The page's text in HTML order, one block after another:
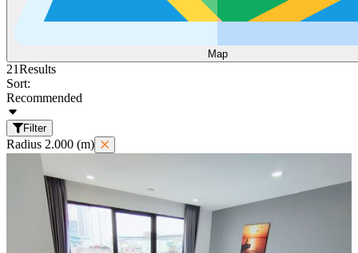
Map
21Results
Sort:
Recommended
Filter
Radius 2.000 (m)